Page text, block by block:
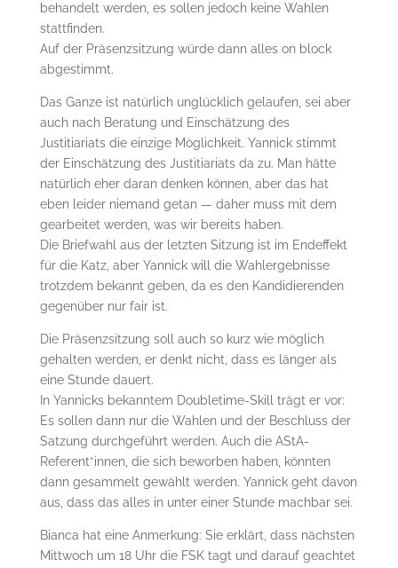
behandelt werden, es sollen jedoch keine Wahlen
stattfinden.
Auf der Präsenzsitzung würde dann alles on block
abgestimmt.
Das Ganze ist natürlich unglücklich gelaufen, sei aber
auch nach Beratung und Einschätzung des
Justitiariats die einzige Möglichkeit. Yannick stimmt
der Einschätzung des Justitiariats da zu. Man hätte
natürlich eher daran denken können, aber das hat
eben leider niemand getan — daher muss mit dem
gearbeitet werden, was wir bereits haben.
Die Briefwahl aus der letzten Sitzung ist im Endeffekt
für die Katz, aber Yannick will die Wahlergebnisse
trotzdem bekannt geben, da es den Kandidierenden
gegenüber nur fair ist.
Die Präsenzsitzung soll auch so kurz wie möglich
gehalten werden, er denkt nicht, dass es länger als
eine Stunde dauert.
In Yannicks bekanntem Doubletime-Skill trägt er vor:
Es sollen dann nur die Wahlen und der Beschluss der
Satzung durchgeführt werden. Auch die AStA-
Referent*innen, die sich beworben haben, könnten
dann gesammelt gewählt werden. Yannick geht davon
aus, dass das alles in unter einer Stunde machbar sei.
Bianca hat eine Anmerkung: Sie erklärt, dass nächsten
Mittwoch um 18 Uhr die FSK tagt und darauf geachtet